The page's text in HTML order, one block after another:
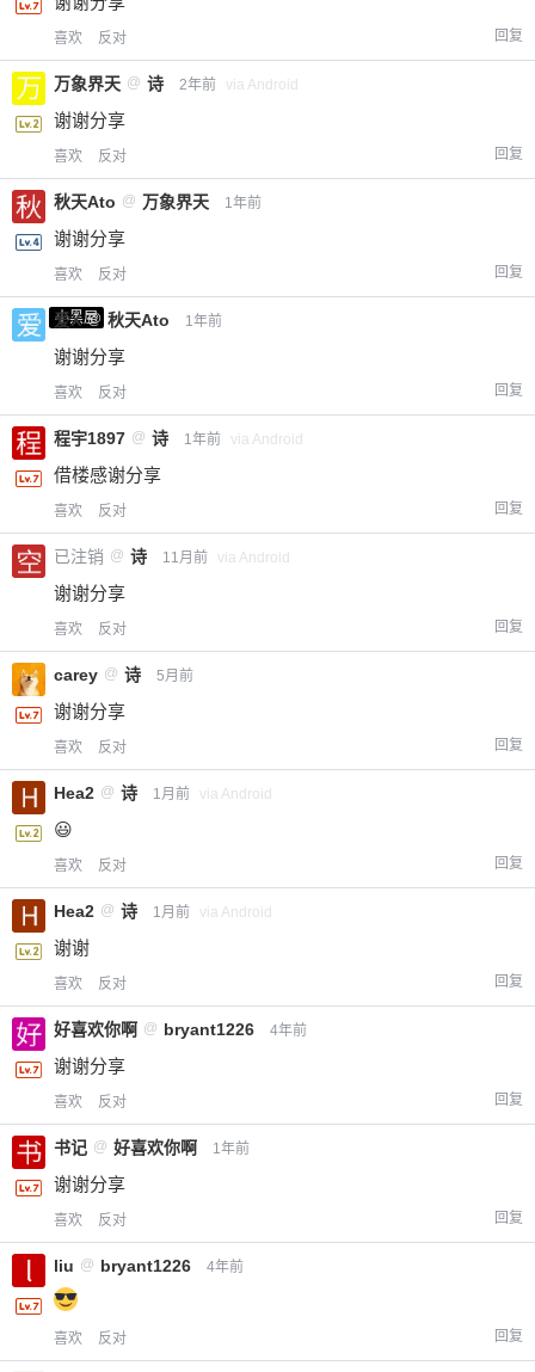
喜欢 反对 回复
万象界天 @ 诗 2年前 via Android
谢谢分享
喜欢 反对 回复
秋天Ato @ 万象界天 1年前
谢谢分享
喜欢 反对 回复
小黑屋
爱X @ 秋天Ato 1年前
谢谢分享
喜欢 反对 回复
程宇1897 @ 诗 1年前 via Android
借楼感谢分享
喜欢 反对 回复
已注销 @ 诗 11月前 via Android
谢谢分享
喜欢 反对 回复
carey @ 诗 5月前
谢谢分享
喜欢 反对 回复
Hea2 @ 诗 1月前 via Android
😃
喜欢 反对 回复
Hea2 @ 诗 1月前 via Android
谢谢
喜欢 反对 回复
好喜欢你啊 @ bryant1226 4年前
谢谢分享
喜欢 反对 回复
书记 @ 好喜欢你啊 1年前
谢谢分享
喜欢 反对 回复
liu @ bryant1226 4年前
喜欢 反对 回复